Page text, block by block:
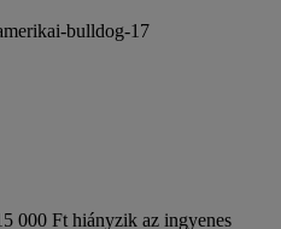
bulldog-17
000 Ft hiányzik az ingyenes